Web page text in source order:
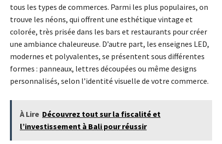
tous les types de commerces. Parmi les plus populaires, on
trouve les néons, qui offrent une esthétique vintage et
colorée, très prisée dans les bars et restaurants pour créer
une ambiance chaleureuse. D’autre part, les enseignes LED,
modernes et polyvalentes, se présentent sous différentes
formes : panneaux, lettres découpées ou même designs
personnalisés, selon l’identité visuelle de votre commerce.
À Lire Découvrez tout sur la fiscalité et
l’investissement à Bali pour réussir